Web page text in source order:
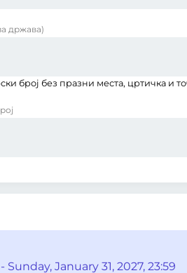
држава)
број без празни места, цртичка и
January 31, 2027, 23:59